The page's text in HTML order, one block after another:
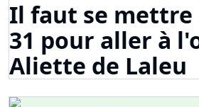
Il faut se mettre
31 pour aller à
Aliette de Laleu